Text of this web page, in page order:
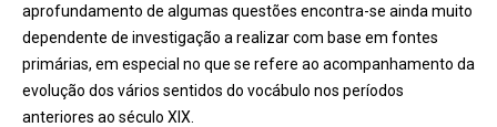
aprofundamento de algumas questões encontra-se ainda muito
dependente de investigação a realizar com base em fontes
primárias, em especial no que se refere ao acompanhamento da
evolução dos vários sentidos do vocábulo nos períodos
anteriores ao século XIX.